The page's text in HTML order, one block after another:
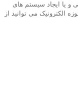
و یا ایجاد سیستم های
الکترونیک می توانید از